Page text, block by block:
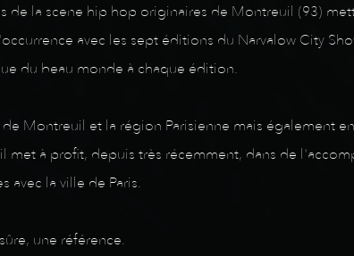
de la scene hip hop originaires de Montreuil (93)
avec les sept éditions du Narvalow City
du beau monde à chaque édition.
Montreuil et la région Parisienne mais également
met à profit, depuis très récemment, dans de
avec la ville de Paris.
une référence.